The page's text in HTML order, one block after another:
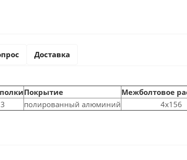
Доставка
Покрытие
Межболтовое
полированный алюминий 4x156